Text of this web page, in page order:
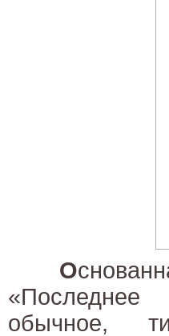
О
обычное,